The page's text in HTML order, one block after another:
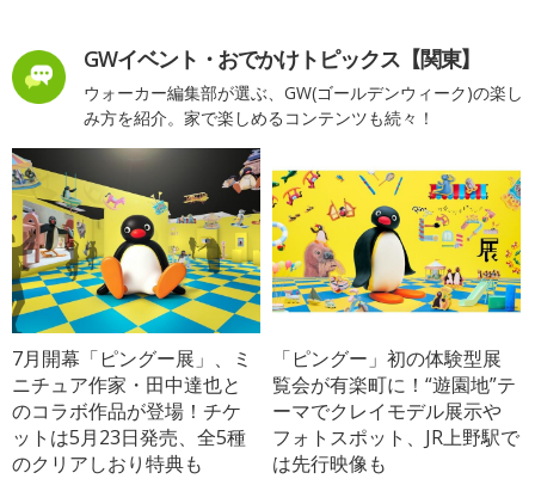
GWイベント・おでかけトピックス【関東】
ウォーカー編集部が選ぶ、GW(ゴールデンウィーク)の楽し
み方を紹介。家で楽しめるコンテンツも続々！
7月開幕「ピングー展」、ミ
ニチュア作家・田中達也と
のコラボ作品が登場！チケ
ットは5月23日発売、全5種
のクリアしおり特典も
「ピングー」初の体験型展
覧会が有楽町に！“遊園地”テ
ーマでクレイモデル展示や
フォトスポット、JR上野駅で
は先行映像も